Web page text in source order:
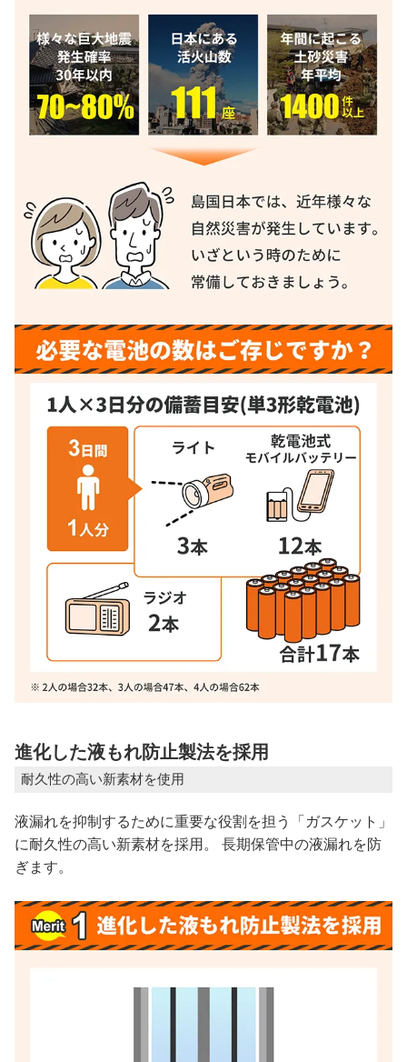
進化した液もれ防止製法を採用
耐久性の高い新素材を使用
液漏れを抑制するために重要な役割を担う「ガスケット」
に耐久性の高い新素材を採用。 長期保管中の液漏れを防
ぎます。